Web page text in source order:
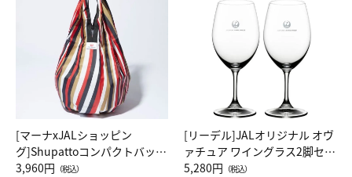
[マーナxJALショッピン
グ]Shupattoコンパクトバッグ
Drop JAL客室乗務員（LC）ス
3,960円 （税込）
[リーデル]JALオリジナル オヴ
ァチュア ワイングラス2脚セッ
ト（レッドワイン）
5,280円 （税込）